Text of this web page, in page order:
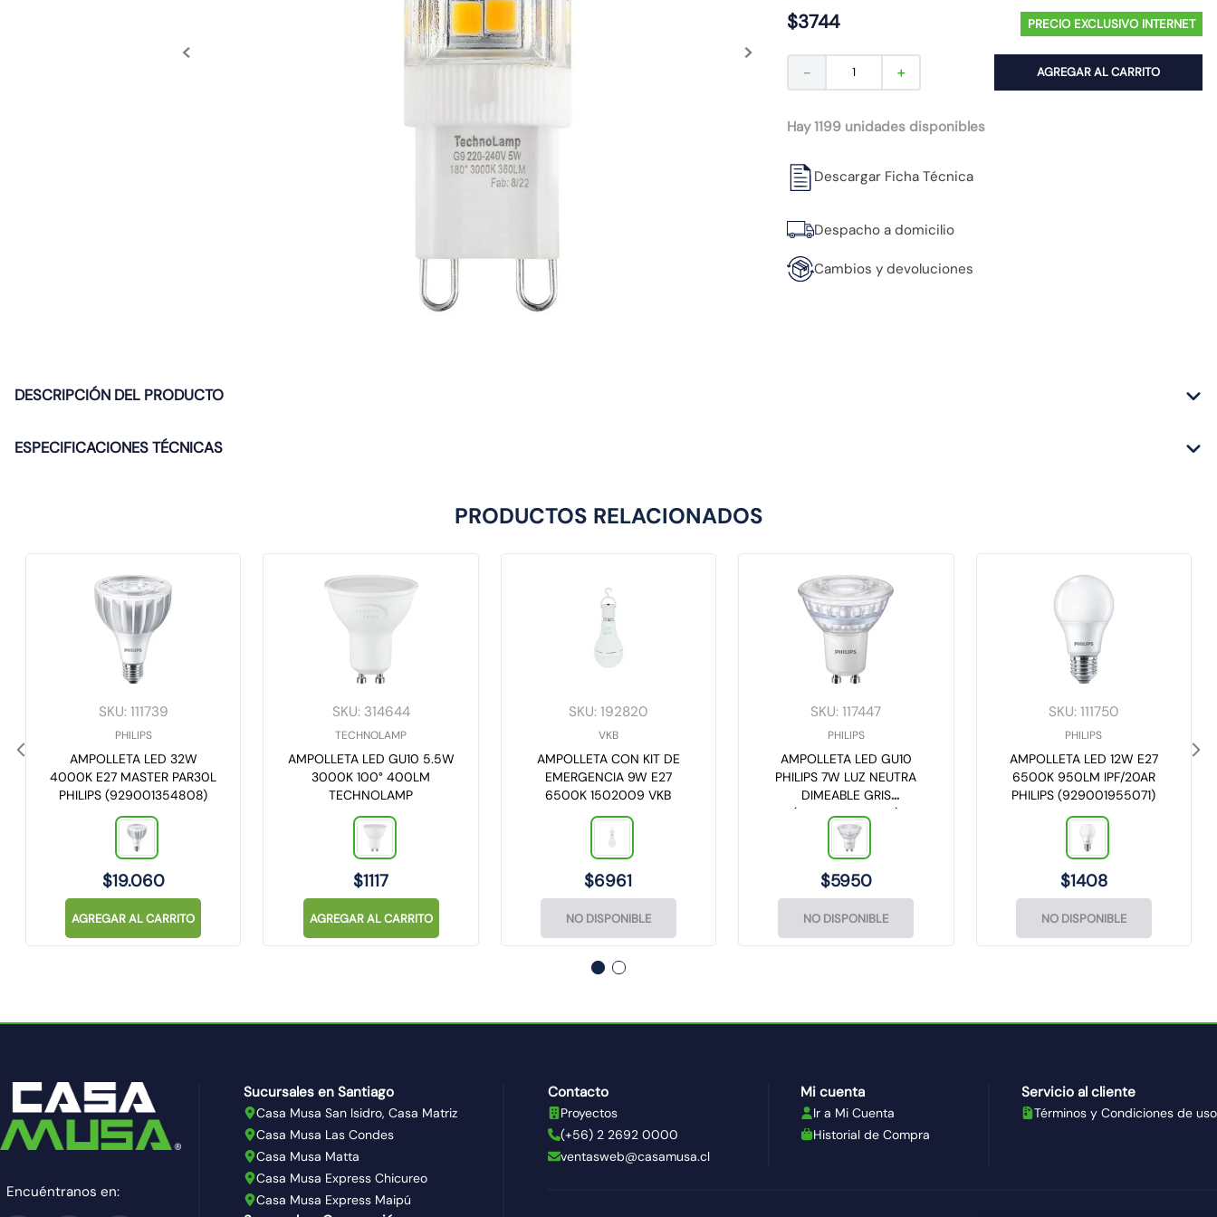
$3744 PRECIO EXCLUSIVO INTERNET
＋
－ AGREGAR AL CARRITO
Hay 1199 unidades disponibles
Descargar Ficha Técnica
Despacho a domicilio
Cambios y devoluciones
DESCRIPCIÓN DEL PRODUCTO
ESPECIFICACIONES TÉCNICAS
PRODUCTOS RELACIONADOS
SKU: 111739
PHILIPS
AMPOLLETA LED 32W
4000K E27 MASTER PAR30L
PHILIPS (929001354808)
$19.060
AGREGAR AL CARRITO
SKU: 314644
TECHNOLAMP
AMPOLLETA LED GU10 5.5W
3000K 100° 400LM
TECHNOLAMP
$1117
AGREGAR AL CARRITO
SKU:192820
VKB
AMPOLLETA CON KIT DE
EMERGENCIA 9W E27
6500K 1502009 VKB
$6961
NO DISPONIBLE
SKU:117447
PHILIPS
AMPOLLETA LED GU10
PHILIPS 7W LUZ NEUTRA
DIMEABLE GRIS
(929002066022)
$5950
NO DISPONIBLE
SKU:111750
PHILIPS
AMPOLLETA LED 12W E27
6500K 950LM IPF/20AR
PHILIPS (929001955071)
$1408
NO DISPONIBLE
Encuéntranos en:
Sucursales en Santiago
Casa Musa San Isidro, Casa Matriz
Casa Musa Las Condes
Casa Musa Matta
Casa Musa Express Chicureo
Casa Musa Express Maipú
Contacto
Proyectos
(+56) 2 2692 0000
ventasweb@casamusa.cl
Mi cuenta
Ir a Mi Cuenta
Historial de Compra
Servicio al cliente
Términos y Condiciones de uso